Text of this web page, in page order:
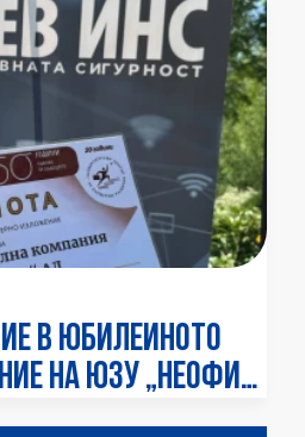
в юбилейното
на ЮЗУ „Неофит